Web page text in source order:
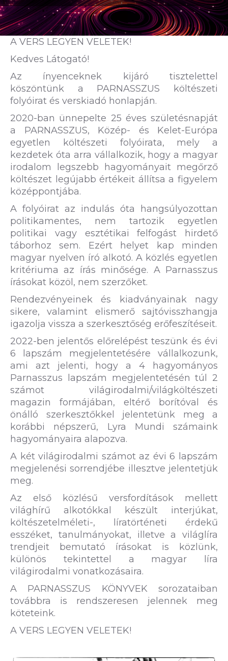
A VERS LEGYEN VELETEK!
Kedves Látogató!
Az ínyenceknek kijáró tisztelettel
köszöntünk a PARNASSZUS költészeti
folyóirat és verskiadó honlapján.
2020-ban ünnepelte 25 éves születésnapját
a PARNASSZUS, Közép- és Kelet-Európa
egyetlen költészeti folyóirata, mely a
kezdetek óta arra vállalkozik, hogy a magyar
irodalom legszebb hagyományait megőrző
költészet legújabb értékeit állítsa a figyelem
középpontjába.
A folyóirat az indulás óta hangsúlyozottan
politikamentes, nem tartozik egyetlen
politikai vagy esztétikai felfogást hirdető
táborhoz sem. Ezért helyet kap minden
magyar nyelven író alkotó. A közlés egyetlen
kritériuma az írás minősége. A Parnasszus
írásokat közöl, nem szerzőket.
Rendezvényeinek és kiadványainak nagy
sikere, valamint elismerő sajtóvisszhangja
igazolja vissza a szerkesztőség erőfeszítéseit.
2022-ben jelentős előrelépést teszünk és évi
6 lapszám megjelentetésére vállalkozunk,
ami azt jelenti, hogy a 4 hagyományos
Parnasszus lapszám megjelentetésén túl 2
számot világirodalmi/világköltészeti
magazin formájában, eltérő borítóval és
önálló szerkesztőkkel jelentetünk meg a
korábbi népszerű, Lyra Mundi számaink
hagyományaira alapozva.
A két világirodalmi számot az évi 6 lapszám
megjelenési sorrendjébe illesztve jelentetjük
meg.
Az első közlésű versfordítások mellett
világhírű alkotókkal készült interjúkat,
költészetelméleti-, líratörténeti érdekű
esszéket, tanulmányokat, illetve a világlíra
trendjeit bemutató írásokat is közlünk,
különös tekintettel a magyar líra
világirodalmi vonatkozásaira.
A PARNASSZUS KÖNYVEK sorozataiban
továbbra is rendszeresen jelennek meg
köteteink.
A VERS LEGYEN VELETEK!